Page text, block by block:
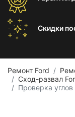
Скидки
Ремонт Ford
Сход-развал
Проверка